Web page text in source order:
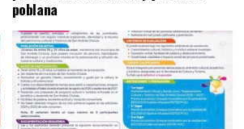
poblana